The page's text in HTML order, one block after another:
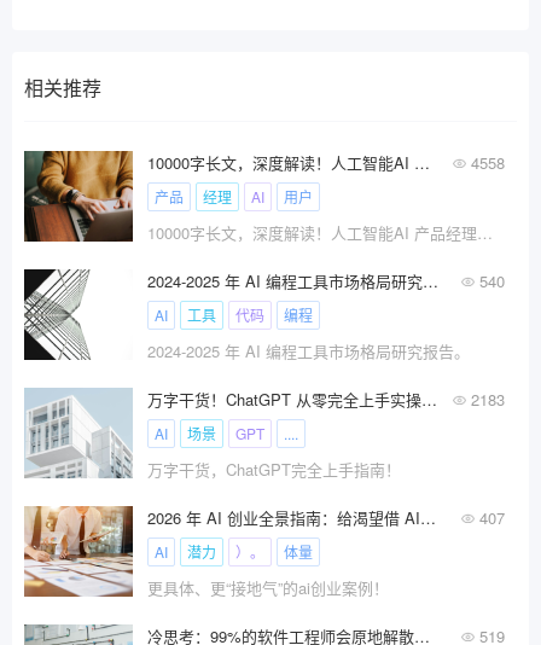
相关推荐
10000字长文，深度解读！人工智能AI 产品经理与传统产品经理工作到底有什么不同？ 4558
产品 经理 AI 用户
10000字长文，深度解读！人工智能AI 产品经理与传统产品经理工作到底有什么不同？
2024-2025 年 AI 编程工具市场格局研究报告 540
AI 工具 代码 编程
2024-2025 年 AI 编程工具市场格局研究报告。
万字干货！ChatGPT 从零完全上手实操指南！ 2183
AI 场景 GPT ....
万字干货，ChatGPT完全上手指南！
2026 年 AI 创业全景指南：给渴望借 AI 逐梦的人! 407
AI 潜力 ）。 体量
更具体、更“接地气”的ai创业案例！
冷思考：99%的软件工程师会原地解散吗？ 519